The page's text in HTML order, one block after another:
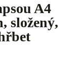
A4
složený,